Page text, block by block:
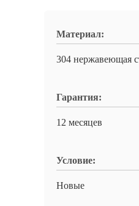
Материал:
304 нержавеющая
Гарантия:
12 месяцев
Условие:
Новые